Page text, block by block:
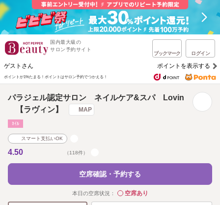
国内最大級の
サロン予約サイト
ブックマーク ログイン
ゲストさん ポイントを表示する
ポイントが1%たまる！ ポイントはサロン予約でつかえる！
パラジェル認定サロン ネイルケア&スパ Lovin
【ラヴィン】
MAP
ﾈｲﾙ
スマート支払いOK
4.50 （118件）
空席確認・予約する
本日の空席状況： ◯空席あり